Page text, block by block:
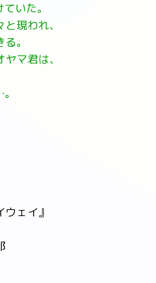
いた。
現われ、
。
マ君は、
ェイ』